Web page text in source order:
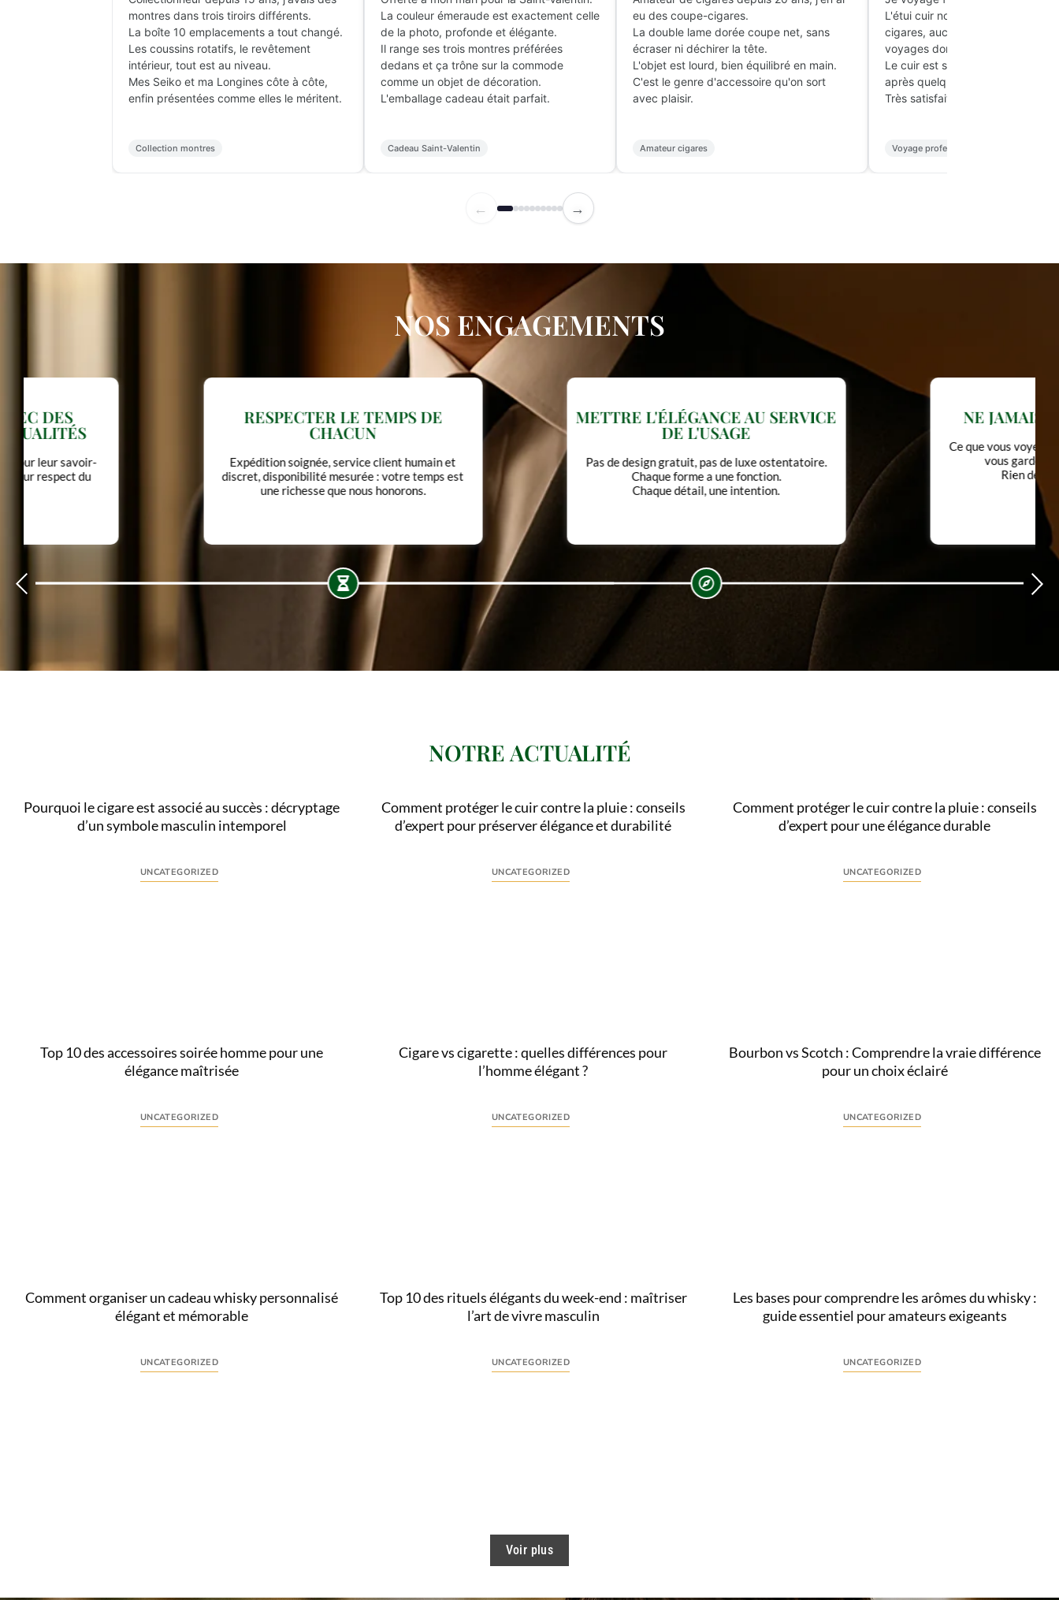
L'étui cuir noir protège parfaitement les
cigares, aucun ne s'est abîmé en 4
voyages dont deux longs courriers.
Le cuir est solide et s'est joliment patiné
après quelques semaines.
Très satisfait.
Voyage professionnel
humidificateur inclus, c'est ce qui m'a
convaincu.
Montée en humidité en 48h avec deux
éponges d'eau distillée.
Mes Romeo y Julieta dorment à 70%
depuis 3 semaines, impeccable.
Cave à cigares
blanc fait vraiment l'effet d'un objet de
prestige.
L'encoche pour le cigare est bien pensée,
il ne glisse pas.
Facile à nettoyer, le blanc ne jaunit pas.
Très bel objet, il attire l'œil à chaque dîner
Oxford noirs.
Le cuir est ferme mais souple, la boucle
dorée est solide et ne raye pas.
Après 2 mois de port quasi quotidien,
aucun signe de faiblesse.
Le détail doré crée un accord parfait
Tenue habillée
← →
NOS ENGAGEMENTS
RESPECTER LE TEMPS DE
Expédition soignée, service client humain et
discret, disponibilité mesurée : votre temps est
une richesse que nous honorons.
METTRE L'ÉLÉGANCE AU SERVICE
DE L'USAGE
Pas de design gratuit, pas de luxe ostentatoire.
Chaque forme a une fonction.
Chaque détail, une intention.
NE JAMAIS SURPROMETTRE
Ce que vous voyez, ce que vous recevez, ce que
vous gardez tout est à la hauteur.
Rien de plus, rien de moins.
NOTRE ACTUALITÉ
Pourquoi le cigare est associé au succès : décryptage
d’un symbole masculin intemporel
UNCATEGORIZED
Comment protéger le cuir contre la pluie : conseils
d’expert pour préserver élégance et durabilité
UNCATEGORIZED
Comment protéger le cuir contre la pluie : conseils
d’expert pour une élégance durable
UNCATEGORIZED
Top 10 des accessoires soirée homme pour une
élégance maîtrisée
UNCATEGORIZED
Cigare vs cigarette : quelles différences pour
l’homme élégant ?
UNCATEGORIZED
Bourbon vs Scotch : Comprendre la vraie différence
pour un choix éclairé
UNCATEGORIZED
Comment organiser un cadeau whisky personnalisé
élégant et mémorable
UNCATEGORIZED
Top 10 des rituels élégants du week-end : maîtriser
l’art de vivre masculin
UNCATEGORIZED
Les bases pour comprendre les arômes du whisky :
guide essentiel pour amateurs exigeants
UNCATEGORIZED
Voir plus